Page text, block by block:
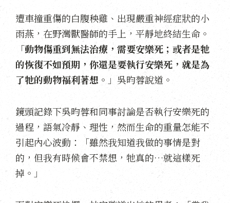
遭車撞重傷的白腹秧雞、出現嚴重神經症狀的小
雨燕，在野灣獸醫師的手上，平靜地終結生命。
「動物傷重到無法治療，需要安樂死；或者是牠
的恢復不如預期，你還是要執行安樂死，就是為
了牠的動物福利著想。 」吳昀蓉說道。
鏡頭記錄下吳昀蓉和同事討論是否執行安樂死的
過程，語氣冷靜、理性，然而生命的重量怎能不
引起內心波動：「雖然我知道我做的事情是對
的，但我有時候會不禁想，牠真的…就這樣死
掉。」